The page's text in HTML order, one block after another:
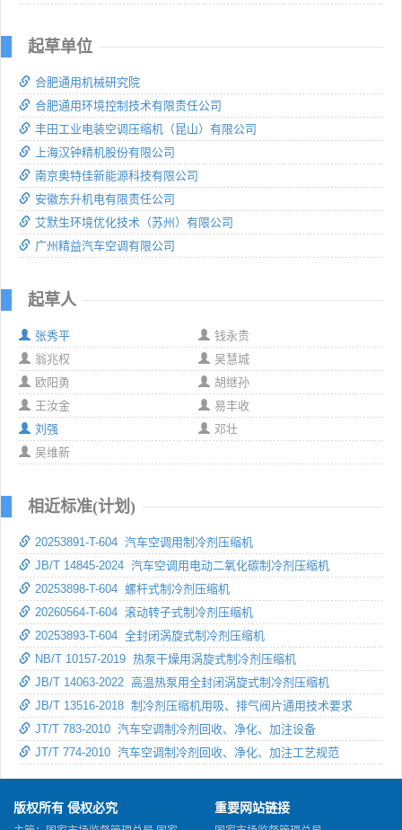
起草单位
合肥通用机械研究院
合肥通用环境控制技术有限责任公司
丰田工业电装空调压缩机（昆山）有限公司
上海汉钟精机股份有限公司
南京奥特佳新能源科技有限公司
安徽东升机电有限责任公司
艾默生环境优化技术（苏州）有限公司
广州精益汽车空调有限公司
起草人
张秀平
钱永贵
翁兆权
吴慧城
欧阳勇
胡继孙
王汝金
易丰收
刘强
邓壮
吴维新
相近标准(计划)
20253891-T-604 汽车空调用制冷剂压缩机
JB/T 14845-2024 汽车空调用电动二氧化碳制冷剂压缩机
20253898-T-604 螺杆式制冷剂压缩机
20260564-T-604 滚动转子式制冷剂压缩机
20253893-T-604 全封闭涡旋式制冷剂压缩机
NB/T 10157-2019 热泵干燥用涡旋式制冷剂压缩机
JB/T 14063-2022 高温热泵用全封闭涡旋式制冷剂压缩机
JB/T 13516-2018 制冷剂压缩机用吸、排气阀片通用技术要求
JT/T 783-2010 汽车空调制冷剂回收、净化、加注设备
JT/T 774-2010 汽车空调制冷剂回收、净化、加注工艺规范
版权所有 侵权必究 重要网站链接